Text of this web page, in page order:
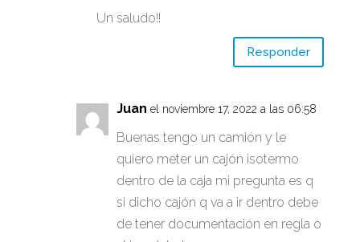
Un saludo!!
Responder
Juan el noviembre 17, 2022 a las 06:58
Buenas tengo un camión y le
quiero meter un cajón isotermo
dentro de la caja mi pregunta es q
si dicho cajón q va a ir dentro debe
de tener documentación en regla o